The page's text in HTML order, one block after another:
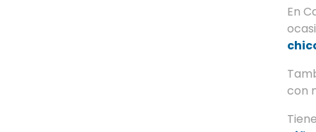
En
chic
con